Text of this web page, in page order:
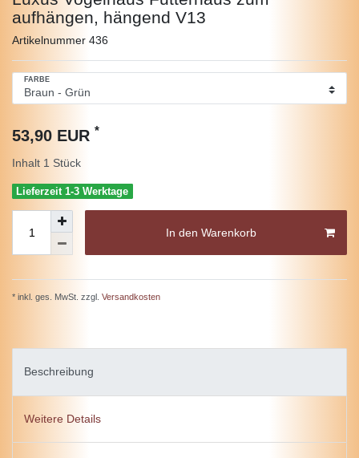
aufhängen, hängend V13
Artikelnummer 436
FARBE
53,90 EUR *
Inhalt 1 Stück
Lieferzeit 1-3 Werktage
In den Warenkorb
* inkl. ges. MwSt. zzgl. Versandkosten
Beschreibung
Weitere Details